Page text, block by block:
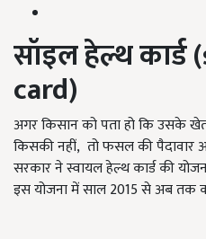
सॉइल हेल्थ कार्ड
card)
अगर किसान को पता हो कि उसके
किसकी नहीं, तो फसल की पैदावार
सरकार ने स्वायल हेल्थ कार्ड की
इस योजना में साल 2015 से अब तक